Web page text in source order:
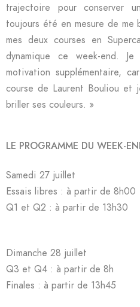
trajectoire pour conserver
toujours été en mesure de
mes deux courses en
dynamique ce week-end.
motivation supplémentaire,
course de Laurent Bouliou
briller ses couleurs. »
LE PROGRAMME DU WEEK-
Samedi 27 juillet
Essais libres : à partir de 8h00
Q1 et Q2 : à partir de 13h30
Dimanche 28 juillet
Q3 et Q4 : à partir de 8h
Finales : à partir de 13h45